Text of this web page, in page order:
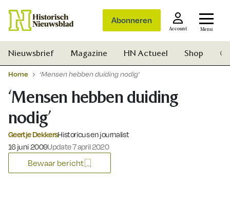
Abonneren
Account Menu
Nieuwsbrief Magazine HN Actueel Shop
Home ‘Mensen hebben duiding nodig’
‘Mensen hebben duiding
nodig’
Geertje DekkersHistoricus en journalist
Gepubliceerd op:
16 juni 2009Update 7 april 2020
Bewaar bericht